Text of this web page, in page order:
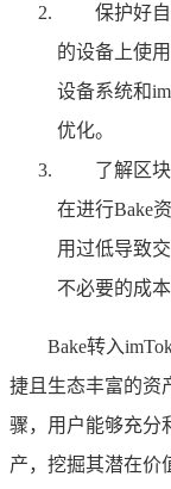
保护好
的设备上使
设备系统和
优化。
了解区
在进行Bake
用过低导致
不必要的成本
Bake转入
捷且生态丰富的资
骤，用户能够充分
产，挖掘其潜在价